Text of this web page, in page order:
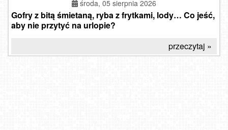
środa, 05 sierpnia 2026
Gofry z bitą śmietaną, ryba z frytkami, lody… Co jeść,
aby nie przytyć na urlopie?
przeczytaj »